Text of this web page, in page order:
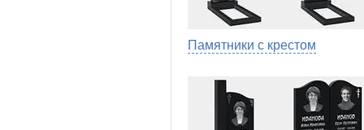
Памятники с крестом